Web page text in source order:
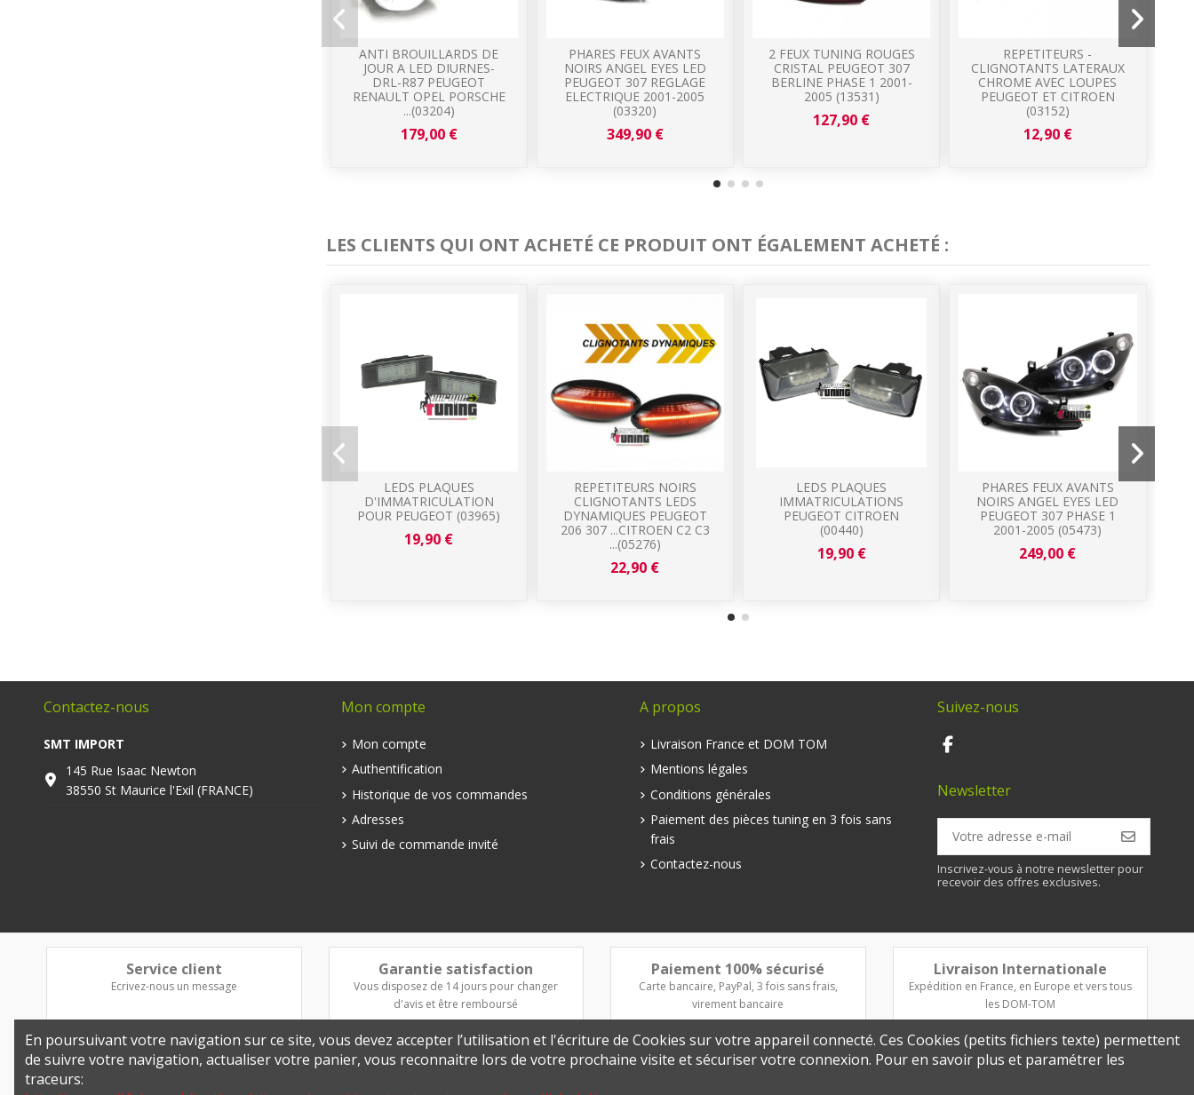
ANTI BROUILLARDS DE
JOUR A LED DIURNES-
DRL-R87 PEUGEOT
RENAULT OPEL PORSCHE
...(03204)
179,00 €
PHARES FEUX AVANTS
NOIRS ANGEL EYES LED
PEUGEOT 307 REGLAGE
ELECTRIQUE 2001-2005
(03320)
349,90 €
2 FEUX TUNING ROUGES
CRISTAL PEUGEOT 307
BERLINE PHASE 1 2001-
2005 (13531)
127,90 €
REPETITEURS -
CLIGNOTANTS LATERAUX
CHROME AVEC LOUPES
PEUGEOT ET CITROEN
(03152)
12,90 €
LES CLIENTS QUI ONT ACHETÉ CE PRODUIT ONT ÉGALEMENT ACHETÉ :
LEDS PLAQUES
D'IMMATRICULATION
POUR PEUGEOT (03965)
19,90 €
REPETITEURS NOIRS
CLIGNOTANTS LEDS
DYNAMIQUES PEUGEOT
206 307 ...CITROEN C2 C3
...(05276)
22,90 €
LEDS PLAQUES
IMMATRICULATIONS
PEUGEOT CITROEN
(00440)
19,90 €
PHARES FEUX AVANTS
NOIRS ANGEL EYES LED
PEUGEOT 307 PHASE 1
2001-2005 (05473)
249,00 €
Contactez-nous
SMT IMPORT
145 Rue Isaac Newton
38550 St Maurice l'Exil (FRANCE)
Mon compte
Mon compte
Authentification
Historique de vos commandes
Adresses
Suivi de commande invité
A propos
Livraison France et DOM TOM
Mentions légales
Conditions générales
Paiement des pièces tuning en 3 fois sans
frais
Contactez-nous
Suivez-nous
Newsletter
Inscrivez-vous à notre newsletter pour
recevoir des offres exclusives.
Service client
Ecrivez-nous un message
Garantie satisfaction
Vous disposez de 14 jours pour changer
d'avis et être remboursé
Paiement 100% sécurisé
Carte bancaire, PayPal, 3 fois sans frais,
virement bancaire
Livraison Internationale
Expédition en France, en Europe et vers tous
les DOM-TOM
En poursuivant votre navigation sur ce site, vous devez accepter l’utilisation et l'écriture de Cookies sur votre appareil connecté. Ces Cookies (petits fichiers texte) permettent
de suivre votre navigation, actualiser votre panier, vous reconnaitre lors de votre prochaine visite et sécuriser votre connexion. Pour en savoir plus et paramétrer les
traceurs: